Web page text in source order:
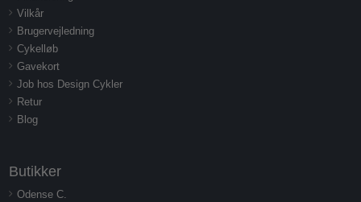
Vilkår
Brugervejledning
Cykelløb
Gavekort
Job hos Design Cykler
Retur
Blog
Butikker
Odense C.